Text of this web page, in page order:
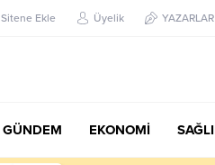
Sitene Ekle Üyelik YAZARLAR
GÜNDEM EKONOMİ